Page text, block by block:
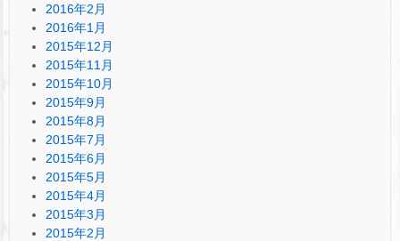
2016年2月
2016年1月
2015年12月
2015年11月
2015年10月
2015年9月
2015年8月
2015年7月
2015年6月
2015年5月
2015年4月
2015年3月
2015年2月